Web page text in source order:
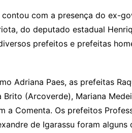
contou com a presença do ex-
do deputado estadual
prefeitos e prefeitas
Adriana Paes, as prefeitas
Brito (Arcoverde), Mariana
a Comenta. Os prefeitos
de Igarassu foram